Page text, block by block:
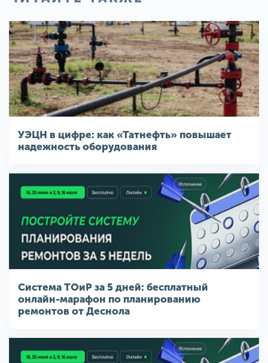
УЭЦН в цифре: как «Татнефть» повышает
надежность оборудования
Система ТОиР за 5 дней: бесплатный
онлайн-марафон по планированию
ремонтов от Деснола